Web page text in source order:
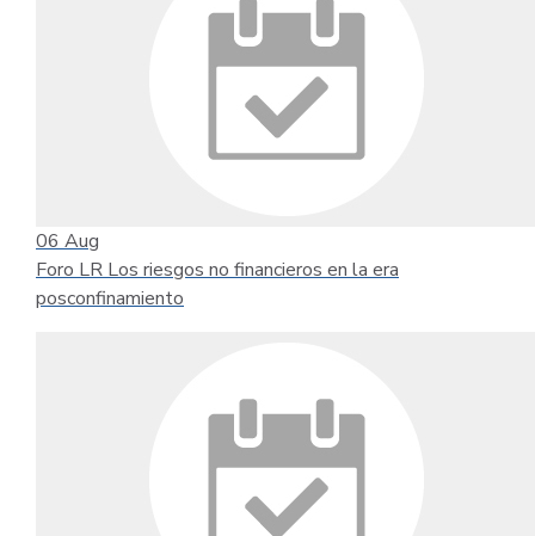
06 Aug
Foro LR Los riesgos no financieros en la era
posconfinamiento